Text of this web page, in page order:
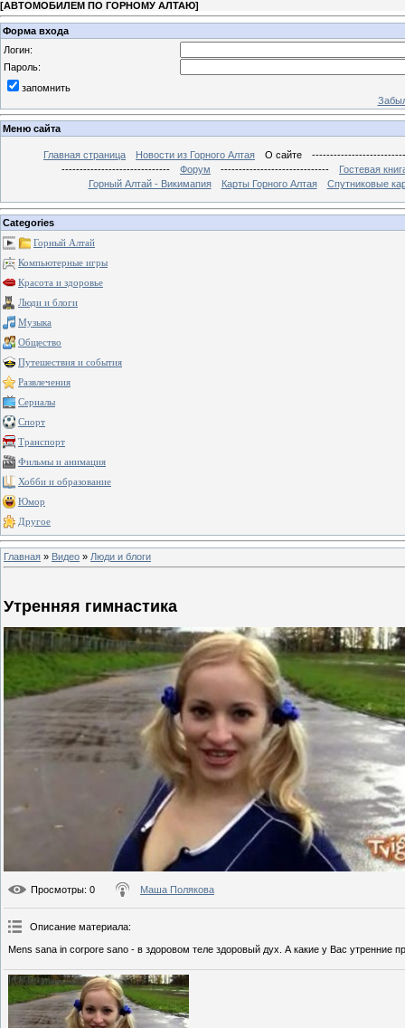
[АВТОМОБИЛЕМ ПО ГОРНОМУ АЛТАЮ]
Форма входа
Логин:
Пароль:
запомнить
Меню сайта
Главная страница Новости из Горного Алтая О сайте
------------------------------
Форум ------------------------------
Гостевая
Горный Алтай - Викимапия
Карты Горного Алтая Спутниковые
Categories
Горный Алтай
Компьютерные игры
Красота и здоровье
Люди и блоги
Музыка
Общество
Путешествия и события
Развлечения
Сериалы
Спорт
Транспорт
Фильмы и анимация
Хобби и образование
Юмор
Другое
Главная » Видео » Люди и блоги
Утренняя гимнастика
Просмотры: 0 Маша Полякова
Описание материала:
Mens sana in corpore sano - в здоровом теле здоровый дух. А какие у Вас утренние